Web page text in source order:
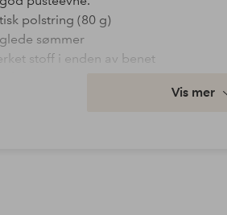
polstring (80 g)
sømmer
stoff i enden av benet
Vis mer